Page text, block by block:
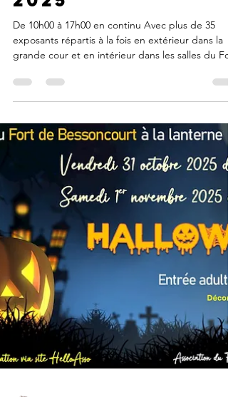
Bessoncourt Fort
7 nov. 2025
MARCHE DE NOËL
2025
grande cour et en intérieur dans les salles du
vous pourrez trouver de nombreux produits et
idées originales de producteurs et artisans
pour vos cadeaux de Noël : Décorations,
bijoux, produits de beauté, parfums, couture,
feutrine, objets et jouets en bois, fleurs, pierres
naturelles, … Mais aussi vous restaurer le midi et
déguster les produits locaux Vin chaud,